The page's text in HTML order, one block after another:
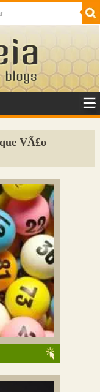
SaÃºde
VÃ£o